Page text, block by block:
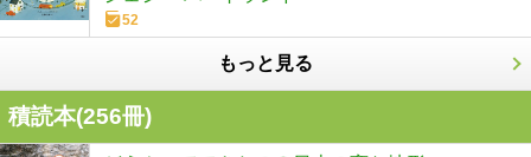
52
もっと見る
積読本(256冊)